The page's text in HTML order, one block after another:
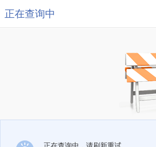
正在查询中